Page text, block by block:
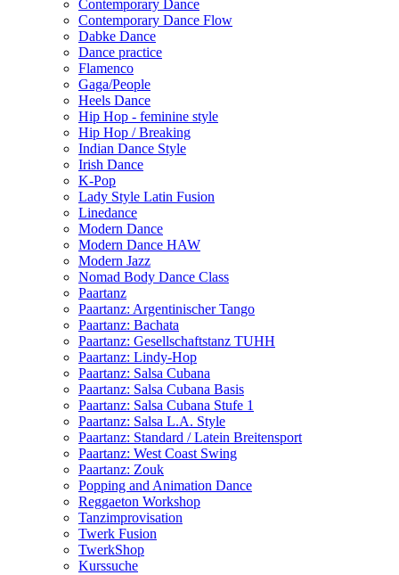
Contemporary Dance
Contemporary Dance Flow
Dabke Dance
Dance practice
Flamenco
Gaga/People
Heels Dance
Hip Hop - feminine style
Hip Hop / Breaking
Indian Dance Style
Irish Dance
K-Pop
Lady Style Latin Fusion
Linedance
Modern Dance
Modern Dance HAW
Modern Jazz
Nomad Body Dance Class
Paartanz
Paartanz: Argentinischer Tango
Paartanz: Bachata
Paartanz: Gesellschaftstanz TUHH
Paartanz: Lindy-Hop
Paartanz: Salsa Cubana
Paartanz: Salsa Cubana Basis
Paartanz: Salsa Cubana Stufe 1
Paartanz: Salsa L.A. Style
Paartanz: Standard / Latein Breitensport
Paartanz: West Coast Swing
Paartanz: Zouk
Popping and Animation Dance
Reggaeton Workshop
Tanzimprovisation
Twerk Fusion
TwerkShop
Kurssuche